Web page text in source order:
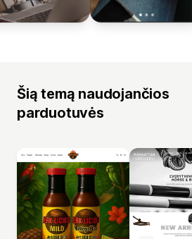
Šią temą naudojančios
parduotuvės